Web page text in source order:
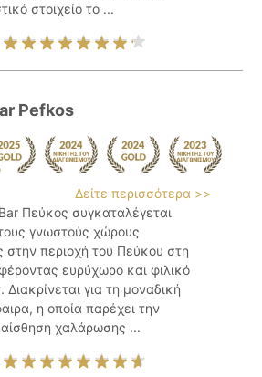
στοιχείο το ...
Pefkos
Δείτε περισσότερα >>
Πεύκος συγκαταλέγεται
γνωστούς χώρους
στην περιοχή του Πεύκου στη
ευρύχωρο και φιλικό
Διακρίνεται για τη μοναδική
η οποία παρέχει την
χαλάρωσης ...